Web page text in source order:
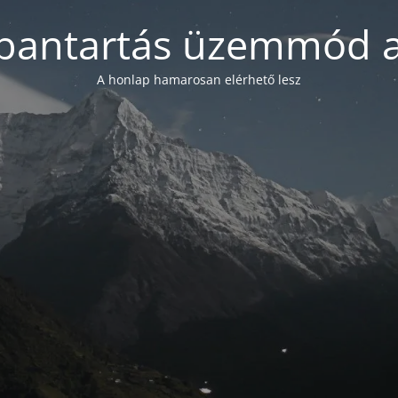
üzemmód
A honlap hamarosan elérhető lesz